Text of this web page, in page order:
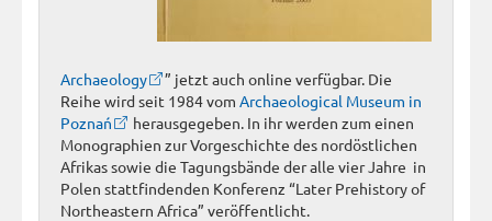
Archaeology
” jetzt auch online verfügbar. Die
Reihe wird seit 1984 vom Archaeological Museum in
Poznań
herausgegeben. In ihr werden zum einen
Monographien zur Vorgeschichte des nordöstlichen
Afrikas sowie die Tagungsbände der alle vier Jahre in
Polen stattfindenden Konferenz “Later Prehistory of
Northeastern Africa” veröffentlicht.